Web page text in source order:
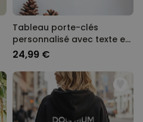
Tableau porte-clés
personnalisé avec texte et
symbole
24,99 €